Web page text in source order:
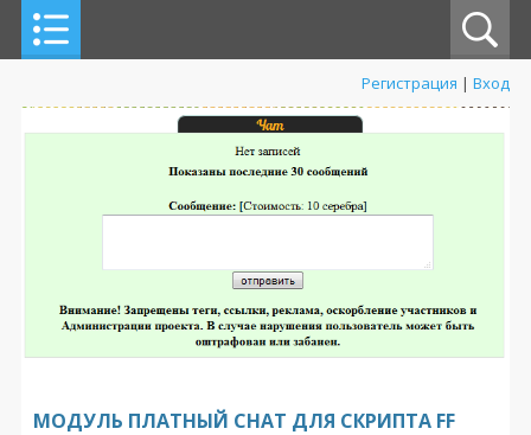
Регистрация | Вход
МОДУЛЬ ПЛАТНЫЙ CHAT ДЛЯ СКРИПТА FF